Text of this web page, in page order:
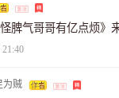
脾气哥哥有亿点烦》
21:40
为贼